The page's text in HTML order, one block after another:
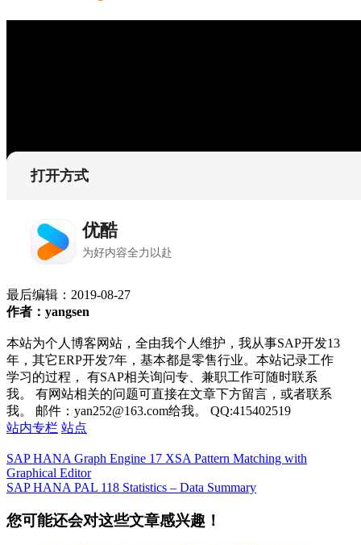
最后编辑： 2019-08-27
作者：yangsen
本站为个人博客网站，全由我个人维护，我从事SAP开发13
年，其它ERP开发7年，基本都是零售行业。本站记录工作
学习的过程， 有SAP相关询问专、兼职工作可随时联系
我。 有网站相关的问题可直接在文章下方留言，或者联系
我。 邮件：yan252@163.com给我。 QQ:415402519
站内专栏 站点
SAP HANA Graph Engine 17 XSA Pattern Matching with
Graphical Editor
SAP HANA PAL 118 Statistics – Data Summary
您可能还会对这些文章感兴趣！